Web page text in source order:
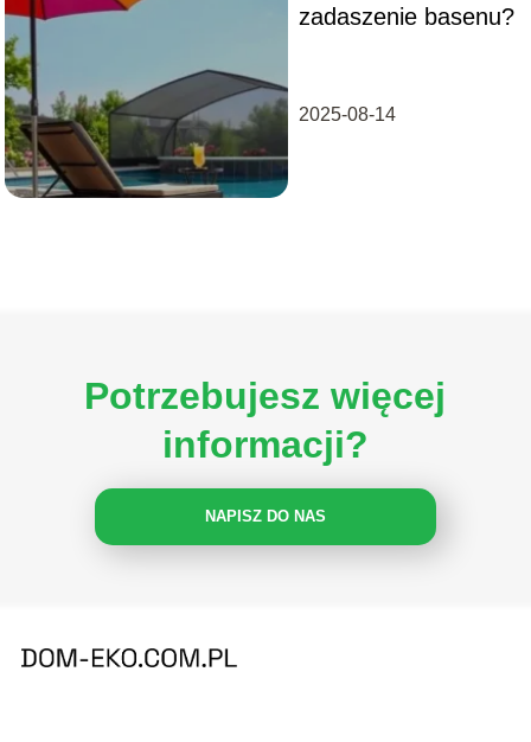
zadaszenie basenu?
2025-08-14
Potrzebujesz więcej
informacji?
NAPISZ DO NAS